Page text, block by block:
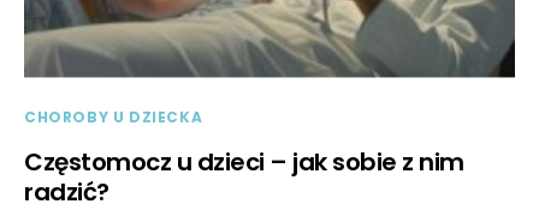
CHOROBY U DZIECKA
Częstomocz u dzieci – jak sobie z nim
radzić?